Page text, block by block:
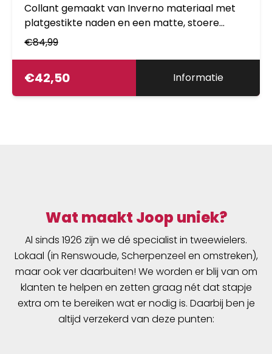
Collant gemaakt van Inverno materiaal met
platgestikte naden en een matte, stoere
uitstraling. Deze collant is uitgevoerd met
levensduur en siliconen grippers aan de
onderkant van de broek.
€84,99
€42,50 Informatie
Wat maakt Joop uniek?
Al sinds 1926 zijn we dé specialist in tweewielers.
Lokaal (in Renswoude, Scherpenzeel en omstreken),
maar ook ver daarbuiten! We worden er blij van om
klanten te helpen en zetten graag nét dat stapje
extra om te bereiken wat er nodig is. Daarbij ben je
altijd verzekerd van deze punten: